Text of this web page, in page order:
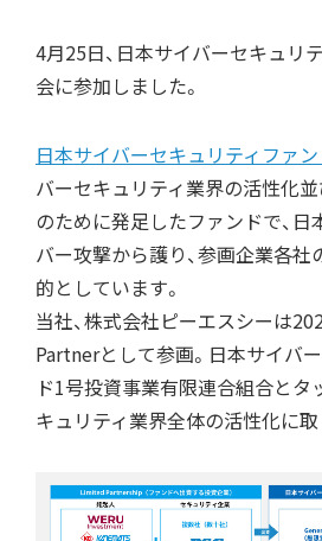
4月25日、日本サイバーセキュリ
会に参加しました。
日本サイバーセキュリティファン
バーセキュリティ業界の活性化
のために発足したファンドで、
バー攻撃から護り、参画企業各
的としています。
当社、株式会社ピーエスシーは
Partnerとして参画。日本サイバ
ド1号投資事業有限連合組合とタ
キュリティ業界全体の活性化に取